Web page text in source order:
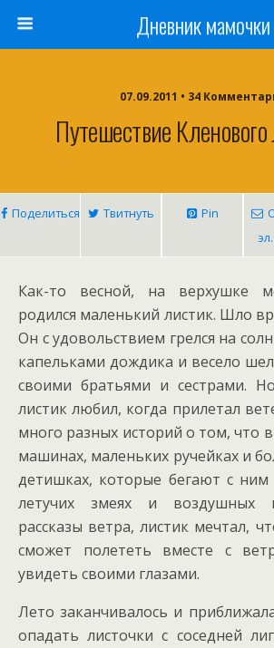
Дневник мамочки
07.09.2011 • 34
Путешествие
Поделиться Твитнуть Pin
Как-то весной, на верхушке
родился маленький листик. Шло
Он с удовольствием грелся на
капельками дождика и весело
своими братьями и сестрами.
листик любил, когда прилетал
много разных историй о том, что
машинах, маленьких ручейках и
детишках, которые бегают с ним
летучих змеях и воздушных
рассказы ветра, листик мечтал,
сможет полететь вместе с
увидеть своими глазами.
Лето заканчивалось и
опадать листочки с соседней